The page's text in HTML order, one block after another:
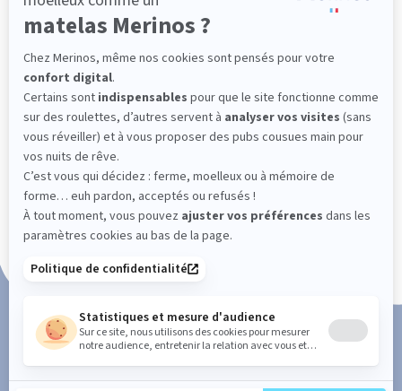
Fabrication Française
101 nuits d'essai*
Paiement en 3x ou 4x sans frais